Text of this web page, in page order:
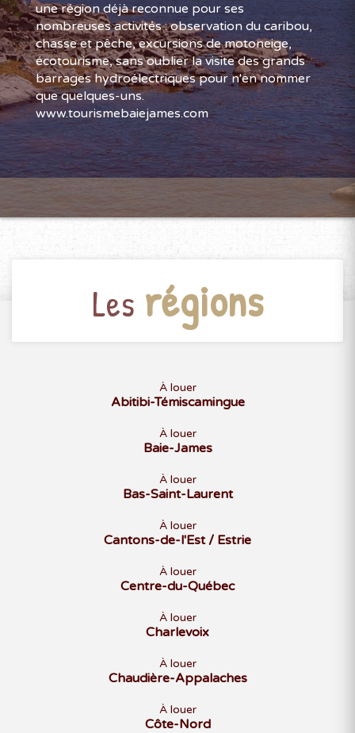
une région déjà reconnue pour ses
nombreuses activités : observation du caribou,
chasse et pêche, excursions de motoneige,
écotourisme, sans oublier la visite des grands
barrages hydroélectriques pour n'en nommer
que quelques-uns.
www.tourismebaiejames.com
Les régions
À louer
Abitibi-Témiscamingue
À louer
Baie-James
À louer
Bas-Saint-Laurent
À louer
Cantons-de-l'Est / Estrie
À louer
Centre-du-Québec
À louer
Charlevoix
À louer
Chaudière-Appalaches
À louer
Côte-Nord